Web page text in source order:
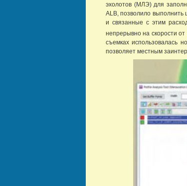
эхолотов (МЛЭ) для
ALB, позволило выполнить
и связанные с этим
непрерывно на скорости
съемках использовалась
позволяет местным